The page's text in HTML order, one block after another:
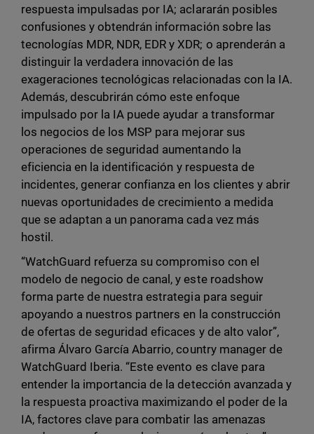
respuesta impulsadas por IA; aclararán posibles
confusiones y obtendrán información sobre las
tecnologías MDR, NDR, EDR y XDR; o aprenderán a
distinguir la verdadera innovación de las
exageraciones tecnológicas relacionadas con la IA.
Además, descubrirán cómo este enfoque
impulsado por la IA puede ayudar a transformar
los negocios de los MSP para mejorar sus
operaciones de seguridad aumentando la
eficiencia en la identificación y respuesta de
incidentes, generar confianza en los clientes y abrir
nuevas oportunidades de crecimiento a medida
que se adaptan a un panorama cada vez más
hostil.
“WatchGuard refuerza su compromiso con el
modelo de negocio de canal, y este roadshow
forma parte de nuestra estrategia para seguir
apoyando a nuestros partners en la construcción
de ofertas de seguridad eficaces y de alto valor”,
afirma Álvaro García Abarrio, country manager de
WatchGuard Iberia. “Este evento es clave para
entender la importancia de la detección avanzada y
la respuesta proactiva maximizando el poder de la
IA, factores clave para combatir las amenazas